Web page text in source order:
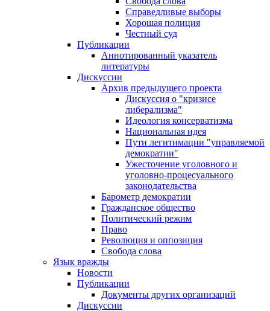
Справедливые выборы
Хорошая полиция
Честный суд
Публикации
Аннотированный указатель
литературы
Дискуссии
Архив предыдущего проекта
Дискуссия о "кризисе
либерализма"
Идеология консерватизма
Национальная идея
Пути легитимации "управляемой
демократии"
Ужесточение уголовного и
уголовно-процесуального
законодательства
Барометр демократии
Гражданское общество
Политический режим
Право
Революция и оппозиция
Свобода слова
Язык вражды
Новости
Публикации
Документы других организаций
Дискуссии